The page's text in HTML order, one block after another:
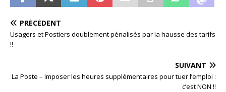
PRÉCÉDENT
Usagers et Postiers doublement pénalisés par la hausse des tarifs
!!
SUIVANT
La Poste – Imposer les heures supplémentaires pour tuer l’emploi :
c’est NON !!